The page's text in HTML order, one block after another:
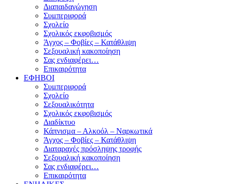
Διαπαιδαγώγηση
Συμπεριφορά
Σχολείο
Σχολικός εκφοβισμός
Άγχος – Φοβίες – Κατάθλιψη
Σεξουαλική κακοποίηση
Σας ενδιαφέρει…
Επικαιρότητα
ΕΦΗΒΟΙ
Συμπεριφορά
Σχολείο
Σεξουαλικότητα
Σχολικός εκφοβισμός
Διαδίκτυο
Κάπνισμα – Αλκοόλ – Ναρκωτικά
Άγχος – Φοβίες – Κατάθλιψη
Διαταραχές πρόσληψης τροφής
Σεξουαλική κακοποίηση
Σας ενδιαφέρει…
Επικαιρότητα